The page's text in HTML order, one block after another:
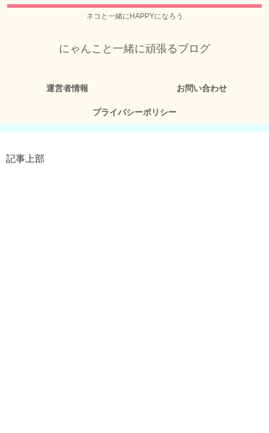
ネコと一緒にHAPPYになろう
にゃんこと一緒に頑張るブログ
運営者情報 お問い合わせ
プライバシーポリシー
記事上部